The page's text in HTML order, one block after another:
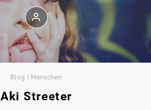
Blog | Menschen
Aki Streeter